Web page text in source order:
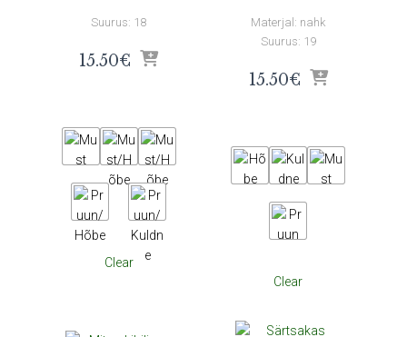
Suurus: 18
15.50€
Clear
Materjal: nahk
Suurus: 19
15.50€
Clear